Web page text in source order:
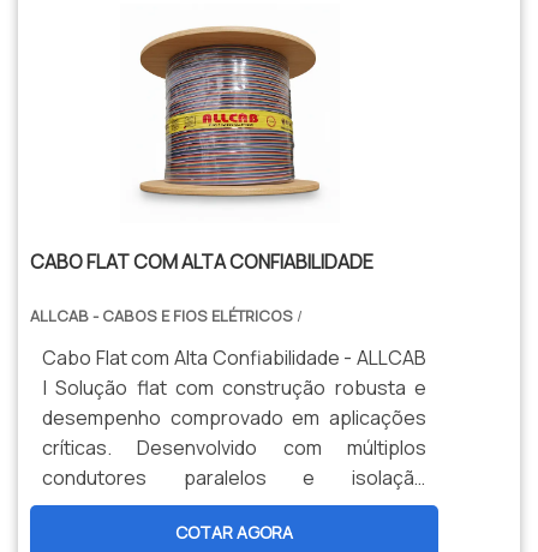
CABO FLAT COM ALTA CONFIABILIDADE
ALLCAB - CABOS E FIOS ELÉTRICOS /
Cabo Flat com Alta Confiabilidade - ALLCAB
| Solução flat com construção robusta e
desempenho comprovado em aplicações
críticas. Desenvolvido com múltiplos
condutores paralelos e isolação
termorresistente (105°C) para máxima
estabilidade. Garante transmissão
COTAR AGORA